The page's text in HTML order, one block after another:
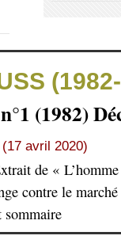
(1982)
(17 avril 2020)
de «
contre le marché
sommaire